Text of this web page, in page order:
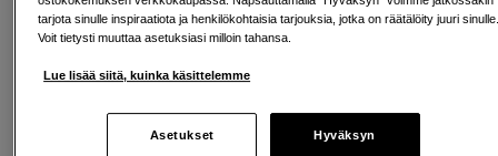
Henkilökohtaista palvelua
Sopivat lisävarusteet
tarjota sinulle inspiraatiota ja henkilökohtaisia tarjouksia, jotka on räätälöity juuri
Voit tietysti muuttaa asetuksiasi milloin tahansa.
Lue lisää siitä, kuinka käsittelemme
Asetukset Hyväksyn